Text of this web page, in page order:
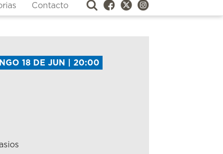
Contacto
18 DE JUN | 20:00